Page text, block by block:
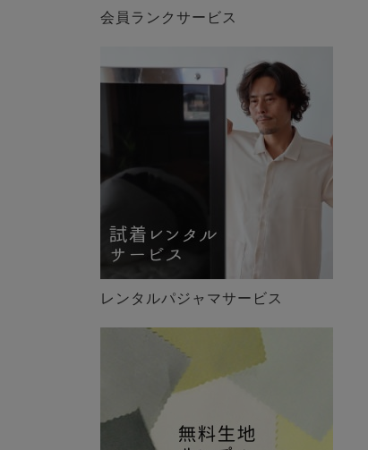
会員ランクサービス
レンタルパジャマサービス